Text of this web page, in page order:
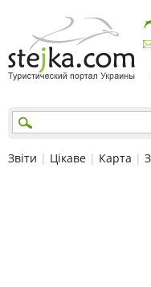
Звіти | Цікаве | Карта |